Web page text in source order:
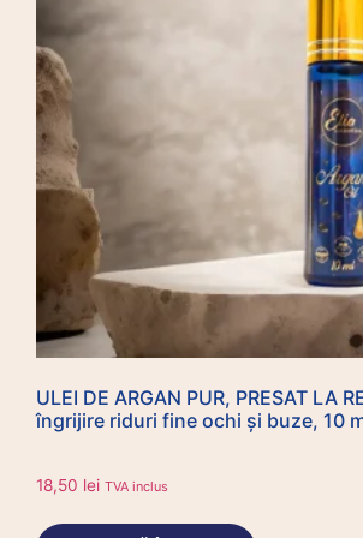
ULEI DE ARGAN PUR, PRESAT LA
îngrijire riduri fine ochi și buze, 10
18,50 lei TVA inclus